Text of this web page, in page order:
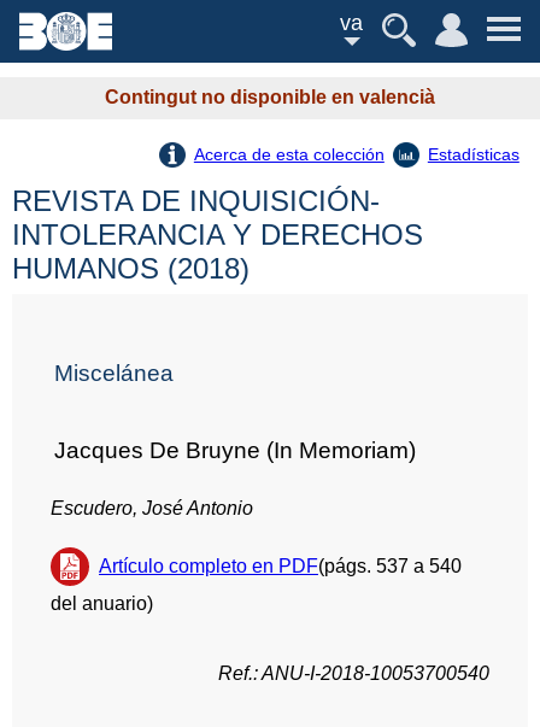
va
Contingut no disponible en valencià
Acerca de esta colección Estadísticas
REVISTA DE INQUISICIÓN-
INTOLERANCIA Y DERECHOS
HUMANOS (2018)
Miscelánea
Jacques De Bruyne (In Memoriam)
Escudero, José Antonio
Artículo completo en PDF(págs. 537 a 540
del anuario)
Ref.: ANU-I-2018-10053700540